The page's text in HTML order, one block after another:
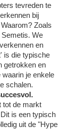
tevreden te
bij
Zoals
We
en
is die typische
getrokken en
schalen.
tot de markt
is een typisch
uit de "Hype